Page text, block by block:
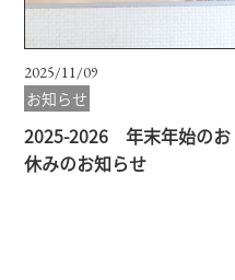
2025/11/09
お知らせ
2025-2026 年末年始のお
休みのお知らせ